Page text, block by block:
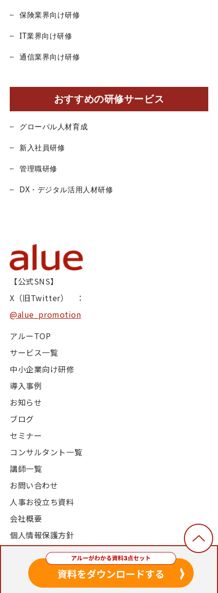
保険業界向け研修
IT業界向け研修
通信業界向け研修
おすすめの研修サービス
グローバル人材育成
新入社員研修
管理職研修
DX・デジタル活用人材研修
【公式SNS】
X（旧Twitter） ：
@alue_promotion
アルーTOP
サービス一覧
中小企業向け研修
導入事例
お知らせ
ブログ
セミナー
コンサルタント一覧
講師一覧
お問い合わせ
人事お役立ち資料
会社概要
個人情報保護方針
© 2003-2024, Alue Co., Ltd. All Rights Reserved.